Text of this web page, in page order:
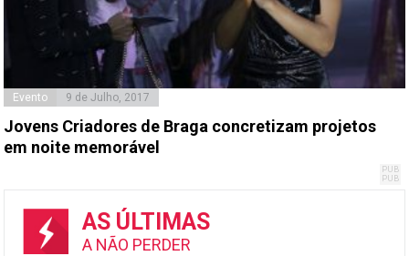
Evento 9 de Julho, 2017
Jovens Criadores de Braga concretizam projetos
em noite memorável
AS ÚLTIMAS
A NÃO PERDER